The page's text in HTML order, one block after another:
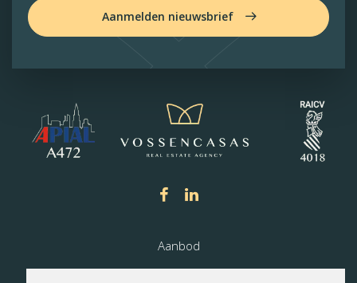
Aanmelden nieuwsbrief
Aanbod